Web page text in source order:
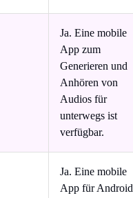
Ja. Eine mobile
App zum
Generieren und
Anhören von
Audios für
unterwegs ist
verfügbar.
Ja. Eine mobile
App für Android